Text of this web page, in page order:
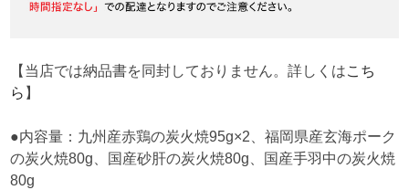
【当店では納品書を同封しておりません。詳しくはこち
ら 】
●内容量：九州産赤鶏の炭火焼95g×2、福岡県産玄海ポーク
の炭火焼80g、国産砂肝の炭火焼80g、国産手羽中の炭火焼
80g